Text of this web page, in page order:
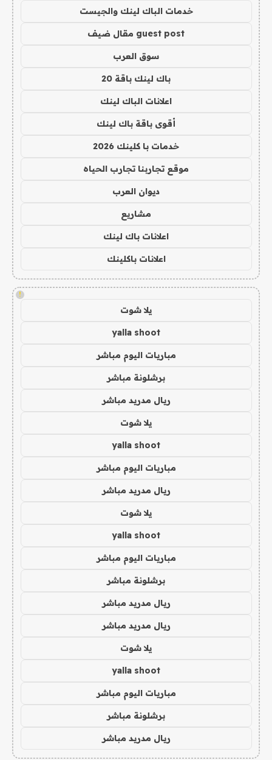
خدمات الباك لينك والجيست
guest post مقال ضيف
سوق العرب
باك لينك باقة 20
اعلانات الباك لينك
أقوى باقة باك لينك
خدمات با كلينك 2026
موقع تجاربنا تجارب الحياه
ديوان العرب
مشاريع
اعلانات باك لينك
اعلانات باكلينك
!
يلا شوت
yalla shoot
مباريات اليوم مباشر
برشلونة مباشر
ريال مدريد مباشر
يلا شوت
yalla shoot
مباريات اليوم مباشر
ريال مدريد مباشر
يلا شوت
yalla shoot
مباريات اليوم مباشر
برشلونة مباشر
ريال مدريد مباشر
ريال مدريد مباشر
يلا شوت
yalla shoot
مباريات اليوم مباشر
برشلونة مباشر
ريال مدريد مباشر